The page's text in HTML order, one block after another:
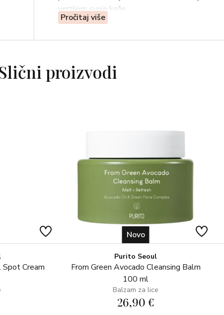
verzijom svoje kože.
Pročitaj više
proizvodi
Cream
Novo
Purito Seoul
From Green Avocado Cleansing Balm
100 ml
Balzam za lice
26,90 €